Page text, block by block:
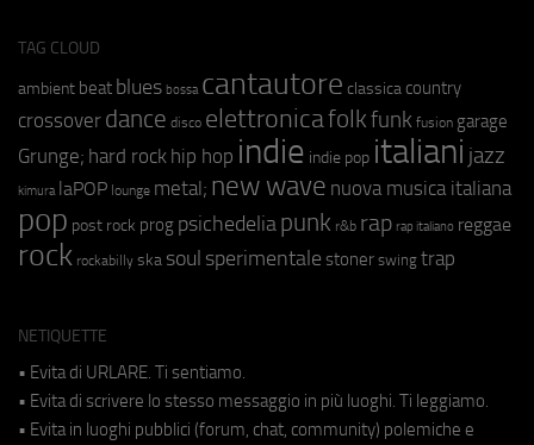
TAG CLOUD
ambient beat blues bossa cantautore classica country
crossover dance disco elettronicafolkfunk fusion garage
Grunge; hard rock hip hop indie indie pop italiani jazz
kimura laPOP lounge metal; new wave nuova musica italiana
pop post rock prog psichedeliapunk r&b rap rap italiano reggae
rock rockabilly ska soul sperimentale stoner swing trap
NETIQUETTE
• Evita di URLARE. Ti sentiamo.
• Evita di scrivere lo stesso messaggio in più luoghi. Ti leggiamo.
• Evita in luoghi pubblici (forum, chat, community) polemiche e